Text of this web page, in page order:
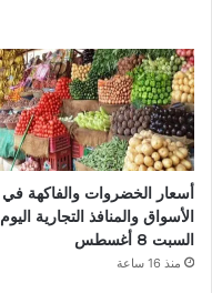
أسعار الخضروات والفاكهة في
الأسواق والمنافذ التجارية اليوم
السبت 8 أغسطس
منذ 16 ساعة